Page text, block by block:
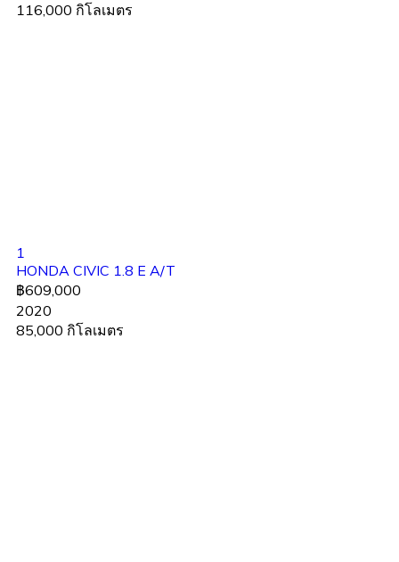
116,000 กิโลเมตร
1
HONDA CIVIC 1.8 E A/T
฿609,000
2020
85,000 กิโลเมตร